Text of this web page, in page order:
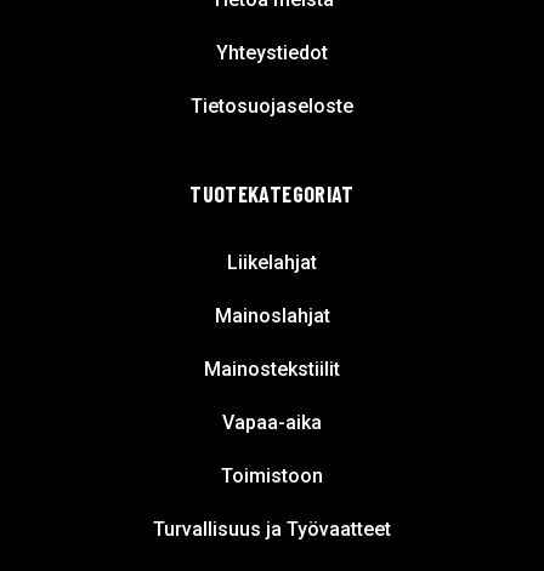
Yhteystiedot
Tietosuojaseloste
TUOTEKATEGORIAT
Liikelahjat
Mainoslahjat
Mainostekstiilit
Vapaa-aika
Toimistoon
Turvallisuus ja Työvaatteet